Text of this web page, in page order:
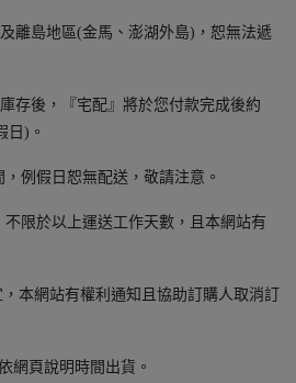
離島地區(金馬、澎湖外島)，恕無法遞
存後，『宅配』將於您付款完成後約
日)。
例假日恕無配送，敬請注意。
不限於以上運送工作天數，且本網站有
本網站有權利通知且協助訂購人取消訂
網頁說明時間出貨。